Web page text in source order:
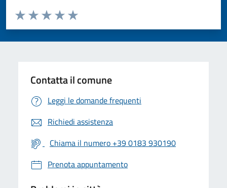
Valuta da 1 a 5 stelle la pagina
Valuta 5 stelle su 5
Valuta 4 stelle su 5
Valuta 3 stelle su 5
Valuta 2 stelle su 5
Valuta 1 stelle su 5
Contatta il comune
Leggi le domande frequenti
Richiedi assistenza
Chiama il numero +39 0183 930190
Prenota appuntamento